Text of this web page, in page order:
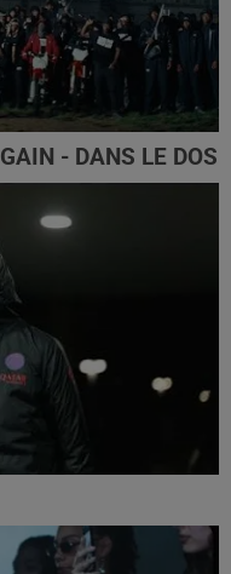
- DANS LE DOS